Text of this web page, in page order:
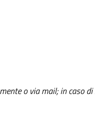
o via mail; in caso